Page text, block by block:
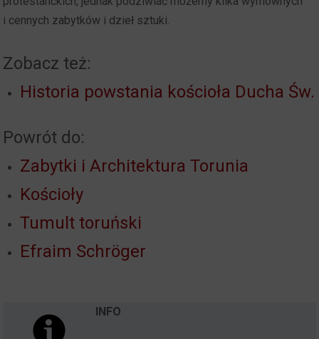
i cennych zabytków i dzieł sztuki.
Zobacz też:
Historia powstania kościoła Ducha Św.
Powrót do:
Zabytki i Architektura Torunia
Kościoły
Tumult toruński
Efraim Schröger
INFO